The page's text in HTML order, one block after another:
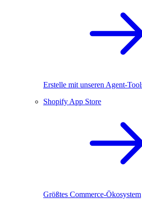
Erstelle mit unseren Agent-
Shopify App Store
Größtes Commerce-Ökosystem